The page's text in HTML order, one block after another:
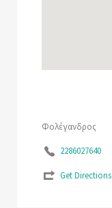
Φολέγανδρος
2286027640
Get Directions